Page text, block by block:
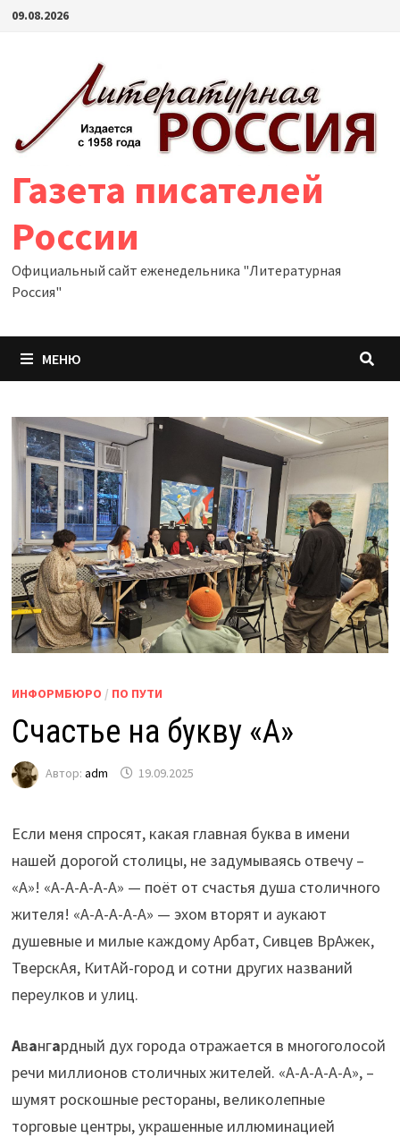
Перейти
09.08.2026
Газета писателей
России
Официальный сайт еженедельника "Литературная
Россия"
МЕНЮ
ИНФОРМБЮРО / ПО ПУТИ
Счастье на букву «А»
Автор: adm 19.09.2025
Если меня спросят, какая главная буква в имени
нашей дорогой столицы, не задумываясь отвечу –
«А»! «А-А-А-А-А» — поёт от счастья душа столичного
жителя! «А-А-А-А-А» — эхом вторят и аукают
душевные и милые каждому Арбат, Сивцев ВрАжек,
ТверскАя, КитАй-город и сотни других названий
переулков и улиц.
Авангардный дух города отражается в многоголосой
речи миллионов столичных жителей. «А-А-А-А-А», –
шумят роскошные рестораны, великолепные
торговые центры, украшенные иллюминацией